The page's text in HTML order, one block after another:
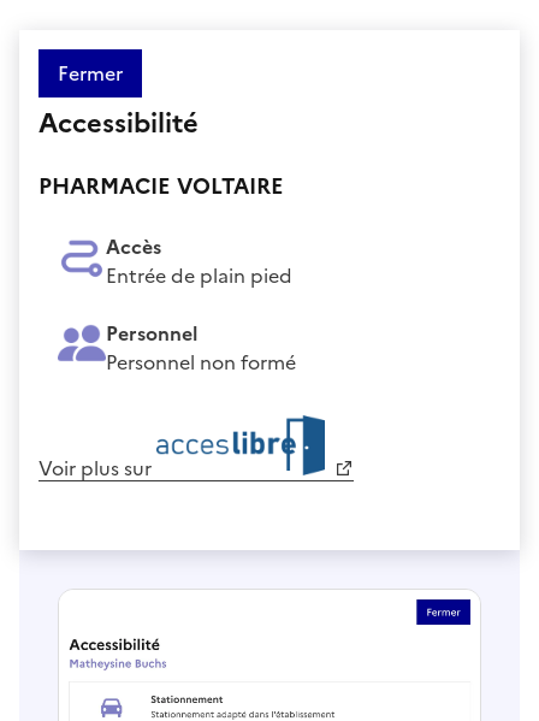
Fermer
Accessibilité
PHARMACIE VOLTAIRE
Accès
Entrée de plain pied
Personnel
Personnel non formé
Voir plus sur